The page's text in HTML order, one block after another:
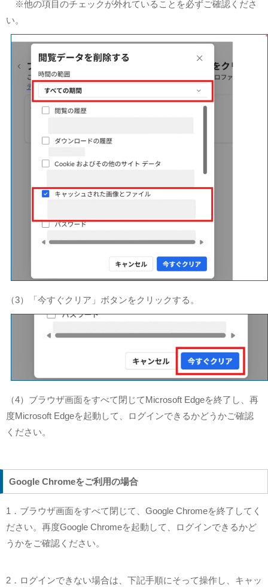
※他の項目のチェックが外れていることを必ずご確認くださ
い。
（3）「今すぐクリア」ボタンをクリックする。
（4）ブラウザ画面をすべて閉じてMicrosoft Edgeを終了し、再
度Microsoft Edgeを起動して、ログインできるかどうかご確認
ください。
Google Chromeをご利用の場合
1．ブラウザ画面をすべて閉じて、Google Chromeを終了してく
ださい。再度Google Chromeを起動して、ログインできるかど
うかをご確認ください。
2．ログインできない場合は、下記手順にそって操作し、キャッ